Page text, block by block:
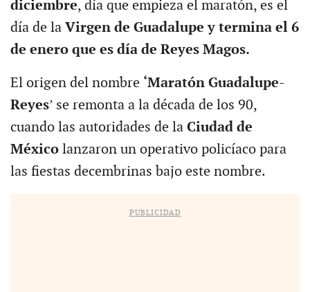
diciembre, día que empieza el maratón, es el
día de la Virgen de Guadalupe y termina el 6
de enero que es día de Reyes Magos.
El origen del nombre ‘Maratón Guadalupe-
Reyes’ se remonta a la década de los 90,
cuando las autoridades de laCiudad de
Méxicolanzaron un operativo policíaco para
las fiestas decembrinas bajo este nombre.
PUBLICIDAD